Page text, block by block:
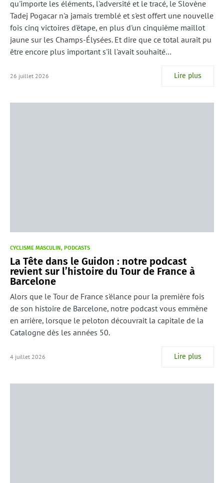
qu'importe les éléments, l'adversité et le tracé, le Slovène
Tadej Pogacar n'a jamais tremblé et s'est offert une nouvelle
fois cinq victoires d'étape, en plus d'un cinquième maillot
jaune sur les Champs-Élysées. Et dire que ce total aurait pu
être encore plus important s'il l'avait souhaité…
26 juillet 2026 Lire plus
CYCLISME MASCULIN PODCASTS
La Tête dans le Guidon : notre podcast
revient sur l’histoire du Tour de France à
Barcelone
Alors que le Tour de France s'élance pour la première fois
de son histoire de Barcelone, notre podcast vous emmène
en arrière, lorsque le peloton découvrait la capitale de la
Catalogne dès les années 50.
4 juillet 2026 Lire plus